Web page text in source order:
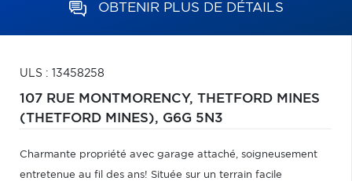
OBTENIR PLUS DE DÉTAILS
ULS : 13458258
107 RUE MONTMORENCY, THETFORD MINES
(THETFORD MINES), G6G 5N3
Charmante propriété avec garage attaché, soigneusement
entretenue au fil des ans! Située sur un terrain facile